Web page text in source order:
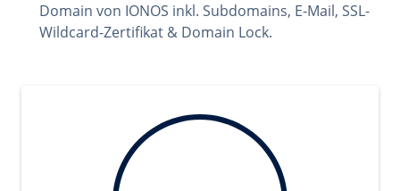
Domain von IONOS inkl. Subdomains, E-Mail, SSL-
Wildcard-Zertifikat & Domain Lock.